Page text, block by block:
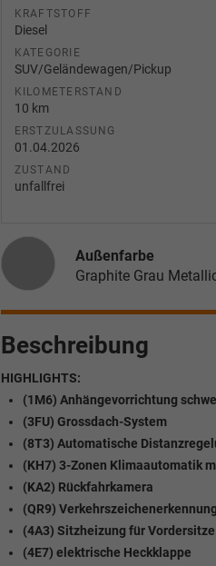
KRAFTSTOFF
Diesel
KATEGORIE
SUV/Geländewagen/Pickup
KILOMETERSTAND
10 km
ERSTZULASSUNG
01.04.2026
ZUSTAND
unfallfrei
Außenfarbe
Graphite Grau
Beschreibung
HIGHLIGHTS:
(1M6) Anhängevorrichtung
(3FU) Grossdach-System
(8T3) Automatische
(KH7) 3-Zonen Klimaautomatik
(KA2) Rückfahrkamera
(QR9) Verkehrszeichenerkennung
(4A3) Sitzheizung für Vordersitze
(4E7) elektrische Heckklappe